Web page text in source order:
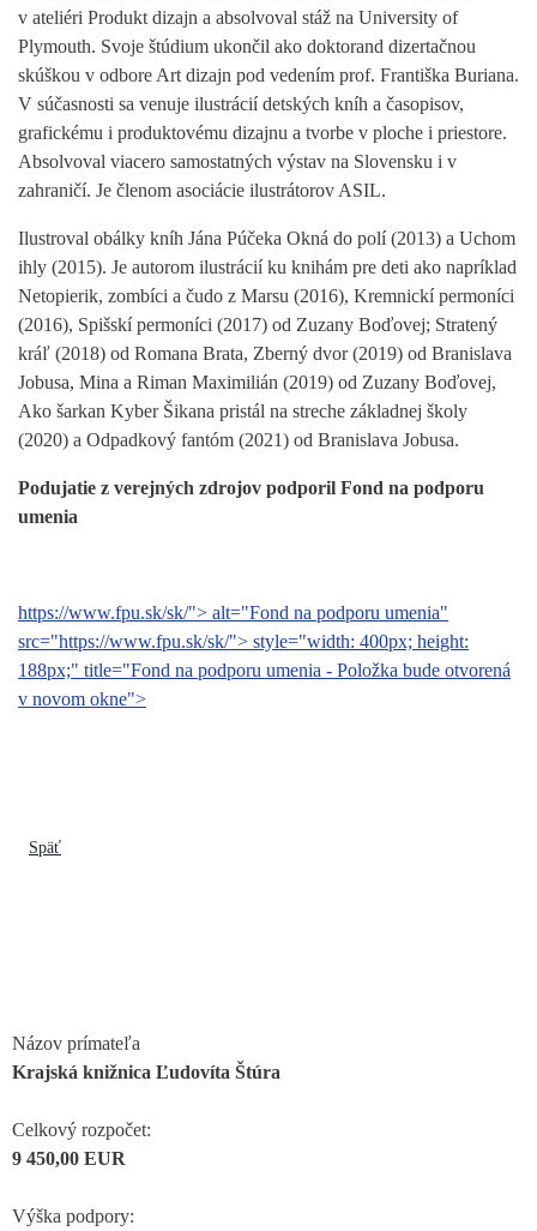
v ateliéri Produkt dizajn a absolvoval stáž na University of
Plymouth. Svoje štúdium ukončil ako doktorand dizertačnou
skúškou v odbore Art dizajn pod vedením prof. Františka Buriana.
V súčasnosti sa venuje ilustrácií detských kníh a časopisov,
grafickému i produktovému dizajnu a tvorbe v ploche i priestore.
Absolvoval viacero samostatných výstav na Slovensku i v
zahraničí. Je členom asociácie ilustrátorov ASIL.
Ilustroval obálky kníh Jána Púčeka Okná do polí (2013) a Uchom
ihly (2015). Je autorom ilustrácií ku knihám pre deti ako napríklad
Netopierik, zombíci a čudo z Marsu (2016), Kremnickí permoníci
(2016), Spišskí permoníci (2017) od Zuzany Boďovej; Stratený
kráľ (2018) od Romana Brata, Zberný dvor (2019) od Branislava
Jobusa, Mina a Riman Maximilián (2019) od Zuzany Boďovej,
Ako šarkan Kyber Šikana pristál na streche základnej školy
(2020) a Odpadkový fantóm (2021) od Branislava Jobusa.
Podujatie z verejných zdrojov podporil Fond na podporu
umenia
https://www.fpu.sk/sk/"> alt="Fond na podporu umenia"
src="https://www.fpu.sk/sk/"> style="width: 400px; height:
188px;" title="Fond na podporu umenia - Položka bude otvorená
v novom okne">
Späť
Názov prímateľa
Krajská knižnica Ľudovíta Štúra
Celkový rozpočet:
9 450,00 EUR
Výška podpory: